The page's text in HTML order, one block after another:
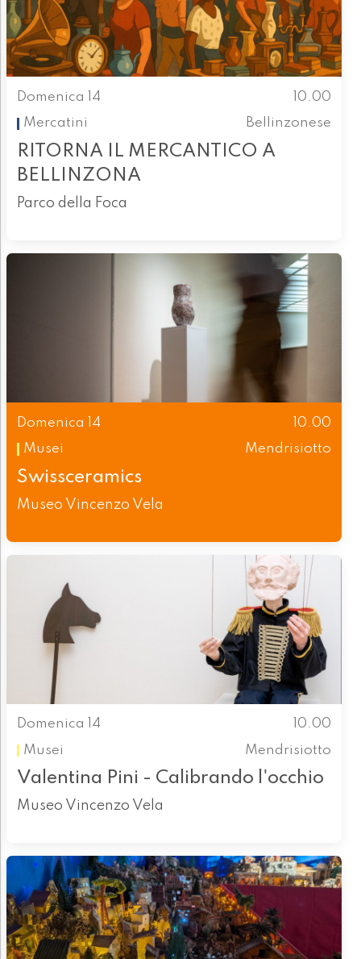
Domenica 14
10.00
Mercatini
Bellinzonese
RITORNA IL MERCANTICO A
BELLINZONA
Parco della Foca
Domenica 14
10.00
Musei
Mendrisiotto
Swissceramics
Museo Vincenzo Vela
Domenica 14
10.00
Musei
Mendrisiotto
Valentina Pini - Calibrando l'occhio
Museo Vincenzo Vela